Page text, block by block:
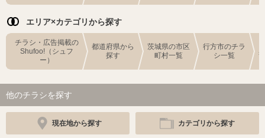
エリア×カテゴリから探す
チラシ・広告掲載の
Shufoo!（シュフ
ー）
都道府県から
探す
茨城県の市区
町村一覧
行方市のチラ
シ一覧
他のチラシを探す
現在地から探す カテゴリから探す